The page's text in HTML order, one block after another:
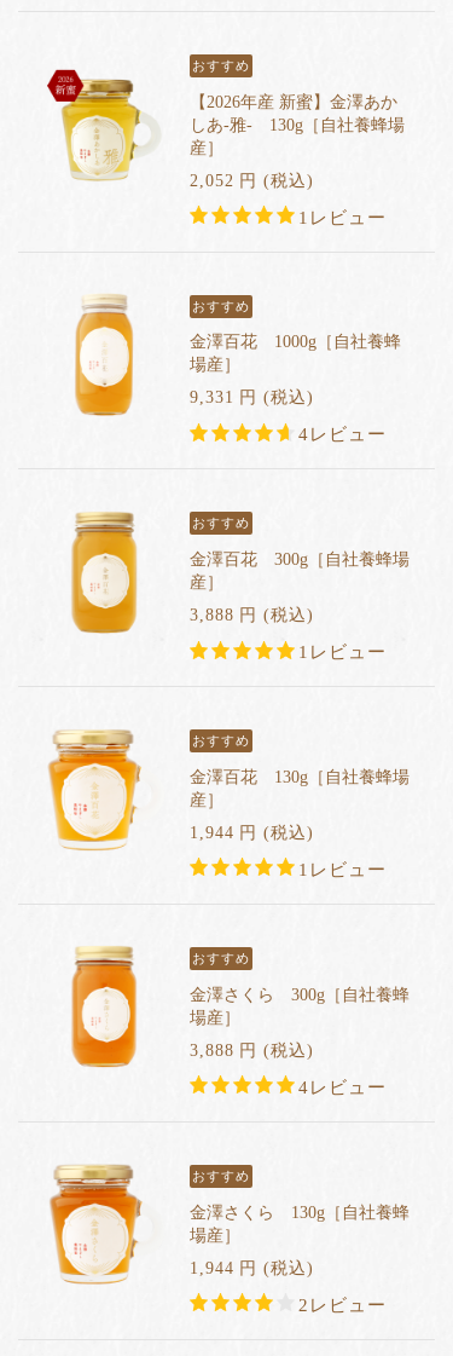
おすすめ
【2026年産 新蜜】金澤あか
しあ-雅- 130g［自社養蜂場
産］
2,052 円 (税込)
1レビュー
おすすめ
金澤百花 1000g［自社養蜂
場産］
9,331 円 (税込)
4レビュー
おすすめ
金澤百花 300g［自社養蜂場
産］
3,888 円 (税込)
1レビュー
おすすめ
金澤百花 130g［自社養蜂場
産］
1,944 円 (税込)
1レビュー
おすすめ
金澤さくら 300g［自社養蜂
場産］
3,888 円 (税込)
4レビュー
おすすめ
金澤さくら 130g［自社養蜂
場産］
1,944 円 (税込)
2レビュー